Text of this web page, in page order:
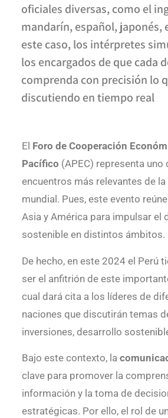
oficiales diversas, como el
mandarín, español, japonés,
este caso, los intérpretes
los encargados de que cada
comprenda con precisión lo
discutiendo en tiempo real
El Foro de Cooperación
Pacífico (APEC) representa uno
encuentros más relevantes de
mundial. Pues, este evento
Asia y América para impulsar el
sostenible en distintos ámbitos.
De hecho, en este 2024 el Perú
ser el anfitrión de este
cual dará cita a los líderes de
naciones que discutirán temas
inversiones, desarrollo
Bajo este contexto, la
clave para promover la
información y la toma de
estratégicas. Por ello, el rol de